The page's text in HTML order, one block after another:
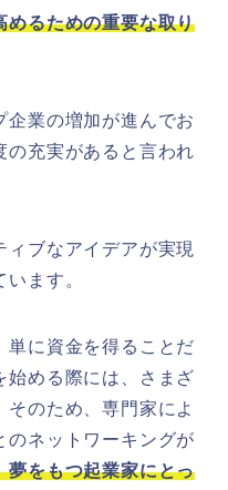
めるための重要な取り
企業の増加が進んでお
の充実があると言われ
ィブなアイデアが実現
ます。
単に資金を得ることだ
始める際には、さまざ
そのため、専門家によ
のネットワーキングが
夢をもつ起業家にとっ